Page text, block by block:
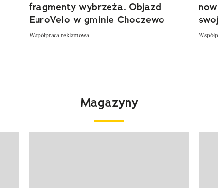
fragmenty wybrzeża. Objazd
EuroVelo w gminie Choczewo
Współpraca reklamowa
Magazyny